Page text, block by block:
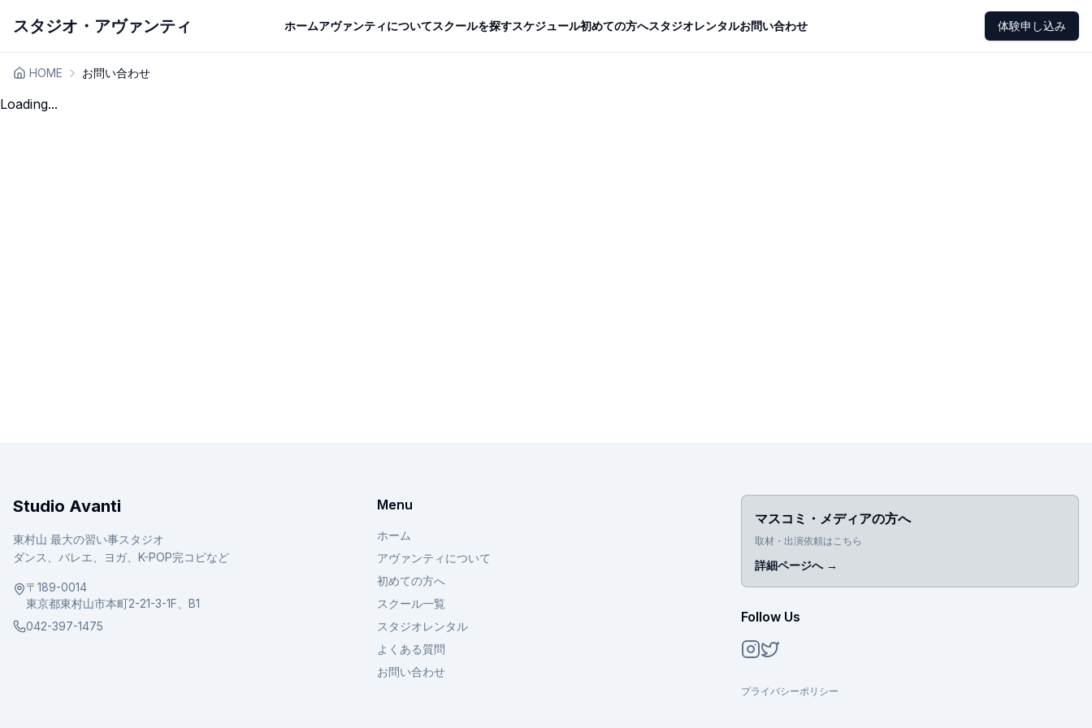
スタジオ・アヴァンティ ホームアヴァンティについてスクールを探すスケジュール初めての方へスタジオレンタルお問い合わせ 体験申し込み
HOME お問い合わせ
Loading...
Studio Avanti
東村山 最大の習い事スタジオ
ダンス、バレエ、ヨガ、K-POP完コピなど
〒189-0014
東京都東村山市本町2-21-3-1F、B1
042-397-1475
Menu
ホーム
アヴァンティについて
初めての方へ
スクール一覧
スタジオレンタル
よくある質問
お問い合わせ
マスコミ・メディアの方へ
取材・出演依頼はこちら
詳細ページへ →
Follow Us
プライバシーポリシー